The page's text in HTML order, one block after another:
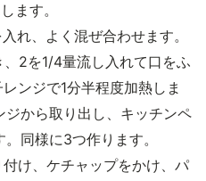
ます。
れ、よく混ぜ合わせます。
2を1/4量流し入れて口をふ
ンジで1分半程度加熱しま
から取り出し、キッチンペ
同様に3つ作ります。
け、ケチャップをかけ、パ